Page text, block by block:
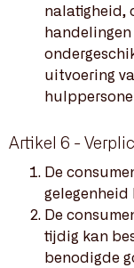
nalatigheid,
uitvoering
Artikel 6 -
De
gelegenheid
De
tijdig kan
benodigde